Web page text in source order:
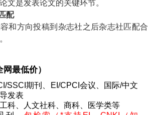
文是发表论文的关键环节。
配
和方向投稿到杂志社之后杂志社匹配合
最低价）
SSCI期刊、EI/CPCI会议、国际/中文
发表
科、人文社科、商科、医学类等